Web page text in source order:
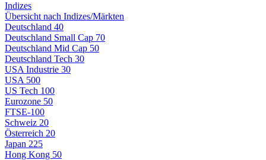
Indizes
Übersicht nach Indizes/Märkten
Deutschland 40
Deutschland Small Cap 70
Deutschland Mid Cap 50
Deutschland Tech 30
USA Industrie 30
USA 500
US Tech 100
Eurozone 50
FTSE-100
Schweiz 20
Österreich 20
Japan 225
Hong Kong 50